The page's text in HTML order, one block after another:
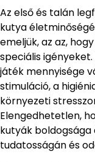
Az első és talán
kutya
emeljük, az az,
speciális
játék mennyisége
stimuláció, a
környezeti
Elengedhetetlen,
kutyák boldogsága
tudatosságán és